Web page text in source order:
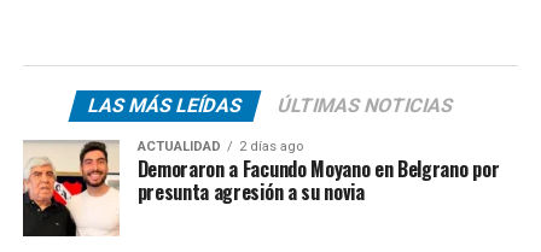
LAS MÁS LEÍDAS ÚLTIMAS NOTICIAS
ACTUALIDAD 2 días ago
Demoraron a Facundo Moyano en Belgrano por
presunta agresión a su novia